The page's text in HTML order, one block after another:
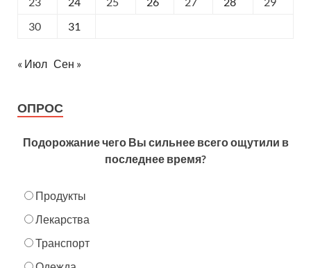
30
31
« Июл Сен »
ОПРОС
Подорожание чего Вы сильнее всего ощутили в
последнее время?
Продукты
Лекарства
Транспорт